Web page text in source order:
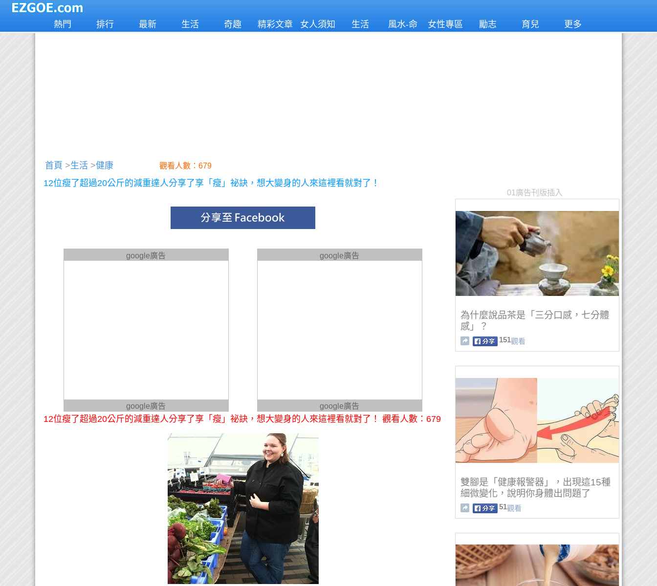
熱門 排行 最新 生活 奇趣 精彩文章 女人須知 生活
風水-命
女性專區 勵志 育兒 更多
首頁 >生活 >健康 觀看人數：679
12位瘦了超過20公斤的減重達人分享了享「瘦」祕訣，想大變身的人來這裡看就對了！
google廣告
google廣告
google廣告
google廣告
12位瘦了超過20公斤的減重達人分享了享「瘦」祕訣，想大變身的人來這裡看就對了！ 觀看人數：679
01廣告刊版插入
為什麼說品茶是「三分口感，七分體
感」？
151觀看
雙腳是「健康報警器」，出現這15種
細微變化，說明你身體出問題了
51觀看